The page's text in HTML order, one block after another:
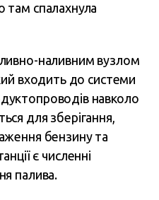
там спалахнула
наливним вузлом
входить до системи
навколо
для зберігання,
бензину та
є численні
палива.